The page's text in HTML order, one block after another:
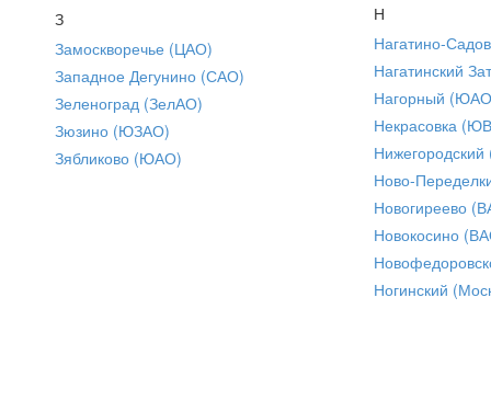
З
Замоскворечье (ЦАО)
Западное Дегунино (САО)
Зеленоград (ЗелАО)
Зюзино (ЮЗАО)
Зябликово (ЮАО)
Н
Нагатино-
Нагатинский
Нагорный
Некрасовка
Ново-
Новогиреево
Новокосино
Ногинский